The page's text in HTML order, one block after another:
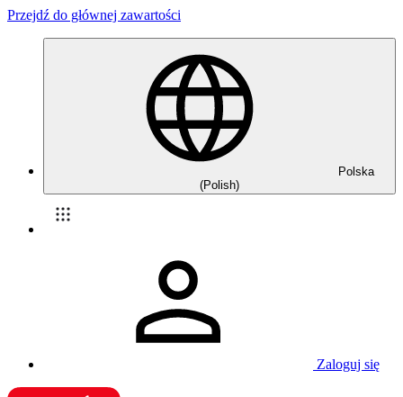
Przejdź do głównej zawartości
Polska
(Polish)
Zaloguj się